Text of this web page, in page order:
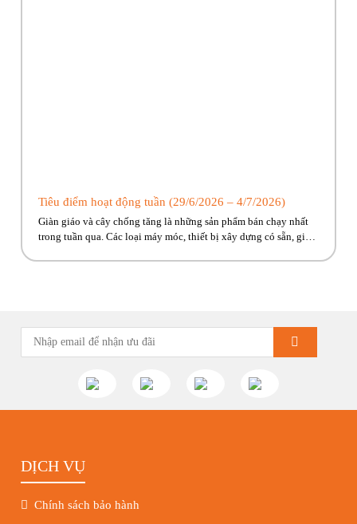
Tiêu điểm hoạt động tuần (29/6/2026 – 4/7/2026)
Giàn giáo và cây chống tăng là những sản phẩm bán chạy nhất
trong tuần qua. Các loại máy móc, thiết bị xây dựng có sẵn, giao
DỊCH VỤ
Chính sách bảo hành